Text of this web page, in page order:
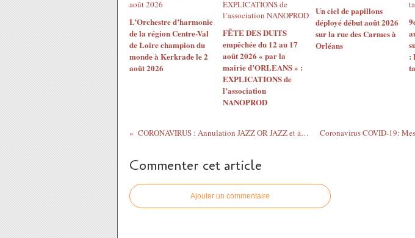
L’Orchestre d’harmonie
de la région Centre-Val
de Loire champion du
monde à Kerkrade le 2
août 2026
FÊTE DES DUITS
empêchée du 12 au 17
août 2026 « par la
mairie d’ORLEANS » :
EXPLICATIONS de
l’association
NANOPROD
Un ciel de papillons
déployé début août 2026
sur la rue des Carmes à
Orléans
:
CORONAVIRUS : Annulation JAZZ OR JAZZ et autres événements de la Scène nationale d'Orléans jusqu'au lundi 20 avril
Commenter cet article
Ajouter un commentaire